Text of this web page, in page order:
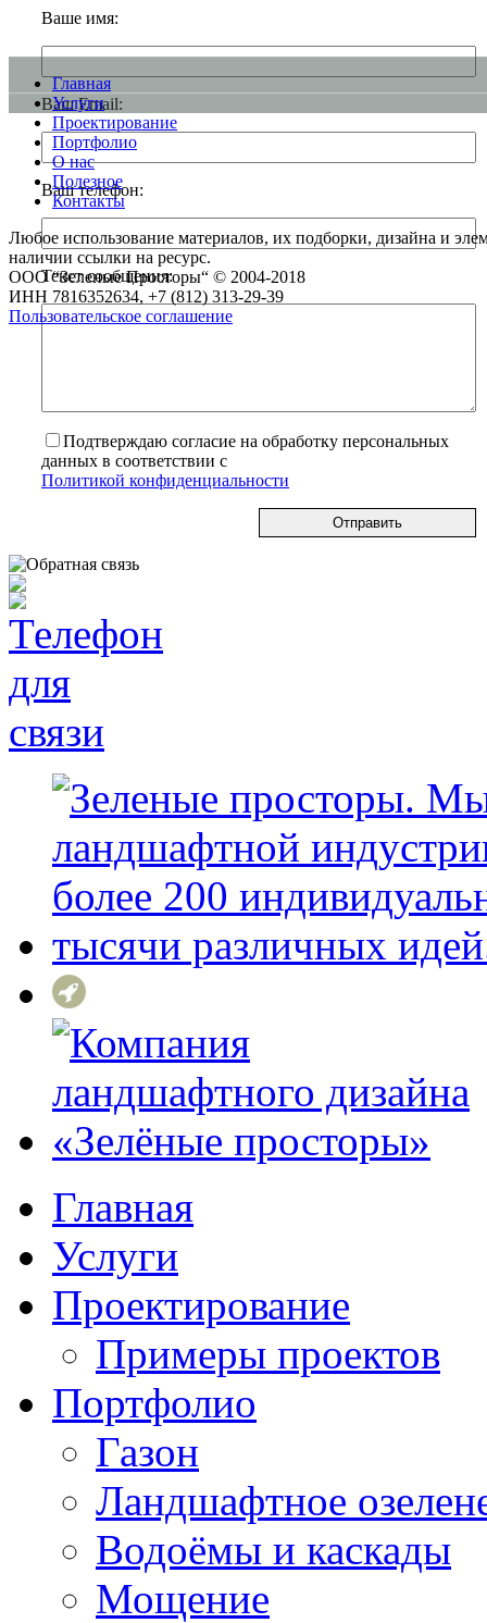
Ваше имя:
Ваш Email:
Ваш телефон:
Текст сообщения:
Подтверждаю согласие на обработку персональных
данных в соответствии с
Политикой конфиденциальности
Главная
Услуги
Проектирование
Примеры проектов
Портфолио
Газон
Ландшафтное
Водоёмы и каскады
Мощение
Главная
Услуги
Проектирование
Портфолио
О нас
Полезное
Контакты
Любое использование материалов, их подборки, дизайна и
наличии ссылки на ресурс.
ООО “Зеленые Просторы“ © 2004-2018
ИНН 7816352634, +7 (812) 313-29-39
Пользовательское соглашение